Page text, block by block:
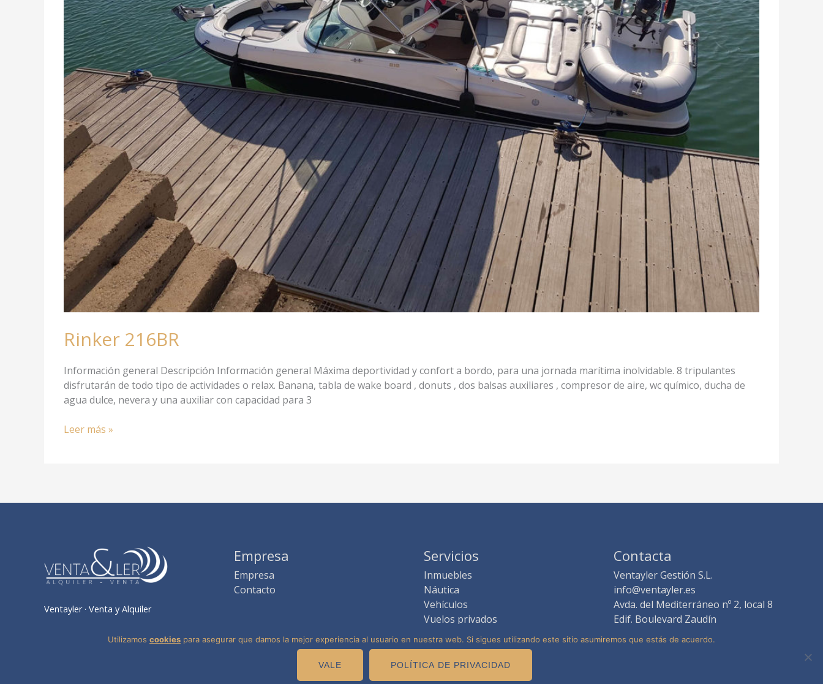
Rinker 216BR
Información general Descripción Información general Máxima deportividad y confort a bordo, para una jornada marítima inolvidable. 8 tripulantes
disfrutarán de todo tipo de actividades o relax. Banana, tabla de wake board , donuts , dos balsas auxiliares , compresor de aire, wc químico, ducha de
agua dulce, nevera y una auxiliar con capacidad para 3
Leer más »
Ventayler · Venta y Alquiler
Empresa
Empresa
Contacto
Servicios
Inmuebles
Náutica
Vehículos
Vuelos privados
Experiencias
Contacta
Ventayler Gestión S.L.
info@ventayler.es
Avda. del Mediterráneo nº 2, local 8
Edif. Boulevard Zaudín
41940 Tomares -Sevilla-
Utilizamos cookies para asegurar que damos la mejor experiencia al usuario en nuestra web. Si sigues utilizando este sitio asumiremos que estás de acuerdo.
VALE POLÍTICA DE PRIVACIDAD